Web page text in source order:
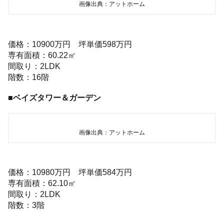
画像出典：アットホーム
価格：10900万円 坪単価598万円
専有面積：60.22㎡
間取り：2LDK
階数：16階
■ベイズタワー＆ガーデン
画像出典：アットホーム
価格：10980万円 坪単価584万円
専有面積：62.10㎡
間取り：2LDK
階数：3階